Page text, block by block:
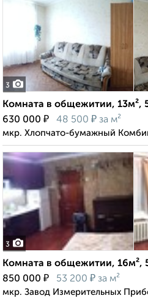
3
Комната в общежитии, 13м²,
630 000 ₽ 48 500 ₽ за м²
мкр. Хлопчато-бумажный
3
Комната в общежитии, 16м²,
850 000 ₽ 53 200 ₽ за м²
мкр. Завод Измерительных